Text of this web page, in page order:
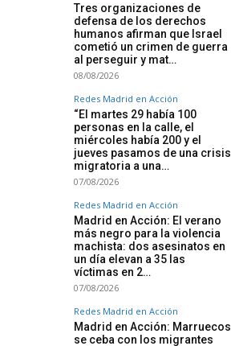
Tres organizaciones de
defensa de los derechos
humanos afirman que Israel
cometió un crimen de guerra
al perseguir y mat…
08/08/2026
Redes Madrid en Acción
“El martes 29 había 100
personas en la calle, el
miércoles había 200 y el
jueves pasamos de una crisis
migratoria a una…
07/08/2026
Redes Madrid en Acción
Madrid en Acción: El verano
más negro para la violencia
machista: dos asesinatos en
un día elevan a 35 las
víctimas en 2…
07/08/2026
Redes Madrid en Acción
Madrid en Acción: Marruecos
se ceba con los migrantes